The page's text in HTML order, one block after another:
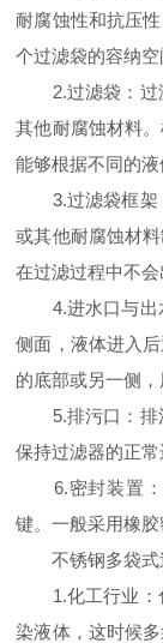
耐腐蚀性和抗压
个过滤袋的容纳空
2.过滤袋：过
其他耐腐蚀材料
能够根据不同的液
3.过滤袋框架
或其他耐腐蚀材
在过滤过程中不会
4.进水口与出
侧面，液体进入
的底部或另一侧，
5.排污口：排污
保持过滤器的正常
6.密封装置：
键。一般采用橡
不锈钢多袋式
1.化工行业：
染液体，这时候